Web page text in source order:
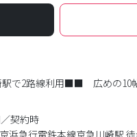
で2路線利用■■ 広めの10
契約時
京浜急行電鉄本線京急川崎駅